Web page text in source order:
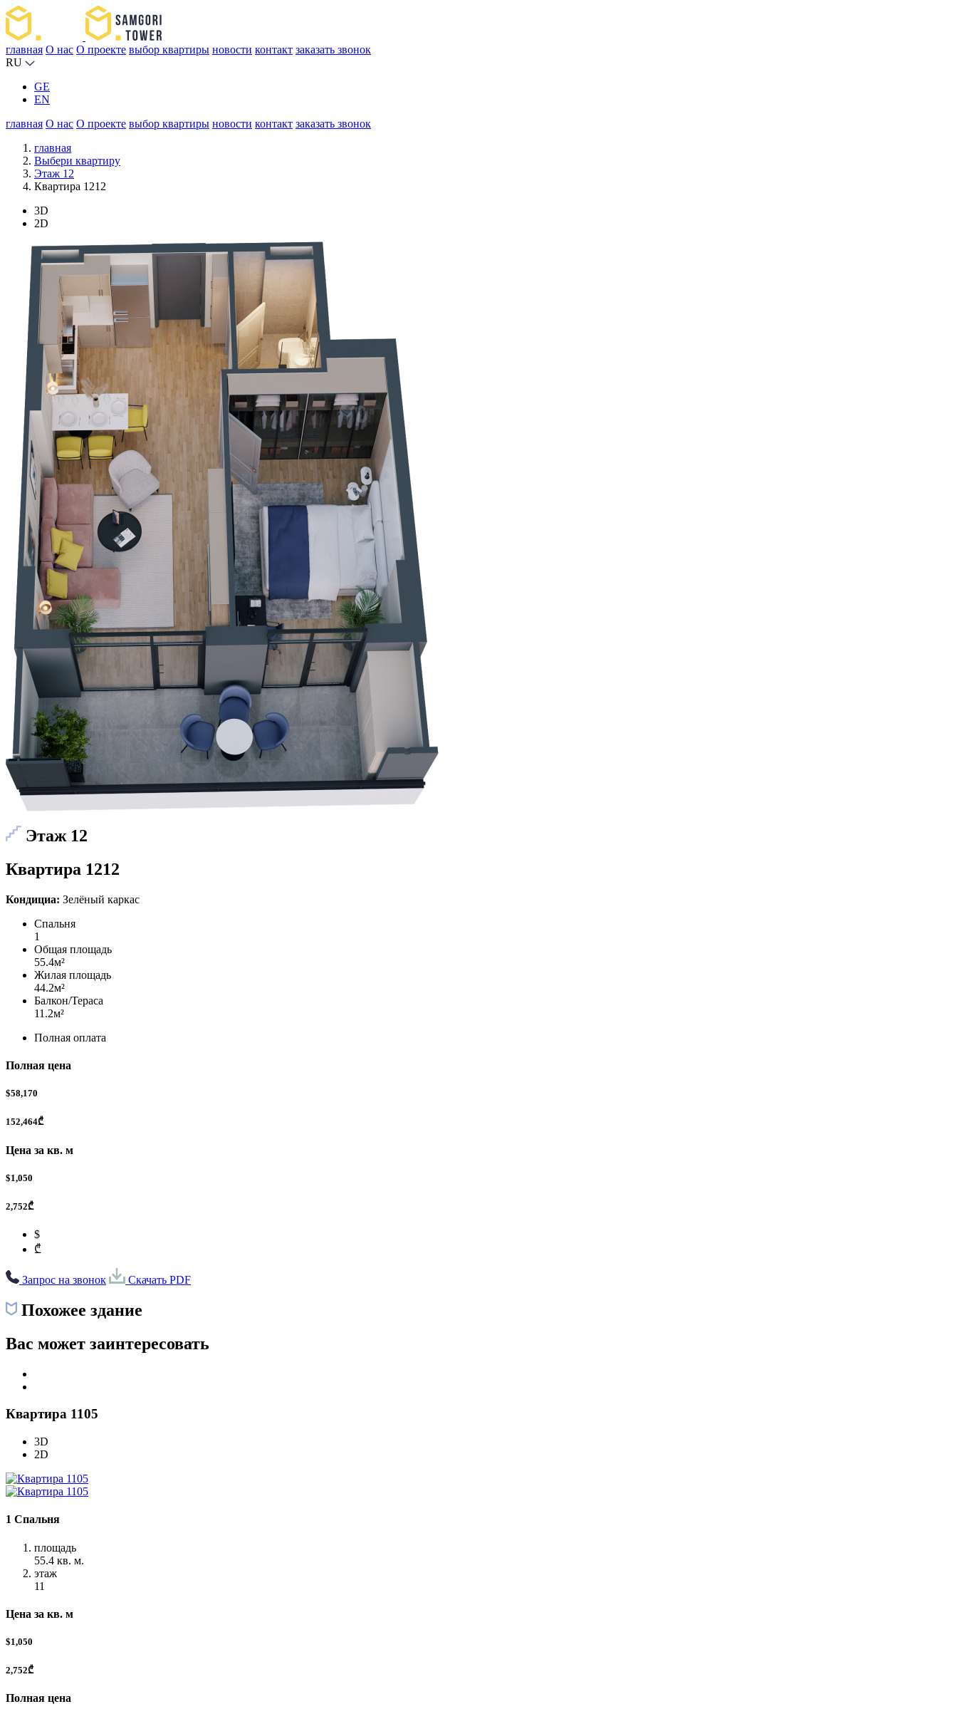
главная О нас О проекте выбор квартиры новости контакт заказать звонок
RU
GE
EN
главная О нас О проекте выбор квартиры новости контакт заказать звонок
главная
Выбери квартиру
Этаж 12
Квартира 1212
3D
2D
Этаж 12
Квартира 1212
Кондициа: Зелёный каркас
Спальня
1
Общая площадь
55.4м²
Жилая площадь
44.2м²
Балкон/Тераса
11.2м²
Полная оплата
Полная цена
$58,170
152,464₾
Цена за кв. м
$1,050
2,752₾
$
₾
Запрос на звонок Скачать PDF
Похожее здание
Вас может заинтересовать
Квартира 1105
3D
2D
1 Спальня
площадь
55.4 кв. м.
этаж
11
Цена за кв. м
$1,050
2,752₾
Полная цена